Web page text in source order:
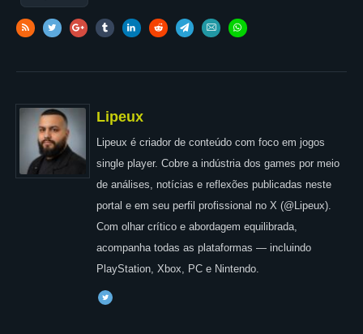
Lipeux
Lipeux é criador de conteúdo com foco em jogos
single player. Cobre a indústria dos games por meio
de análises, notícias e reflexões publicadas neste
portal e em seu perfil profissional no X (@Lipeux).
Com olhar crítico e abordagem equilibrada,
acompanha todas as plataformas — incluindo
PlayStation, Xbox, PC e Nintendo.